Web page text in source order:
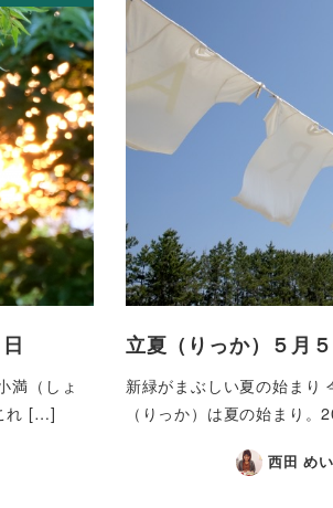
満（しょ
れ […]
立夏（りっか）５月
新緑がまぶしい夏の始まり
（りっか）は夏の始まり
西田 めい